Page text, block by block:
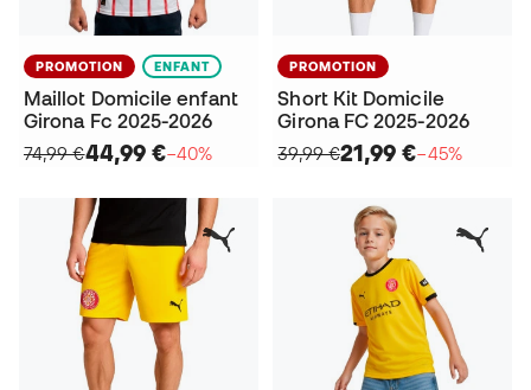
PROMOTION ENFANT
Maillot Domicile enfant
Girona Fc 2025-2026
74,99 €44,99 €−40%
PROMOTION
Short Kit Domicile
Girona FC 2025-2026
39,99 €21,99 €−45%